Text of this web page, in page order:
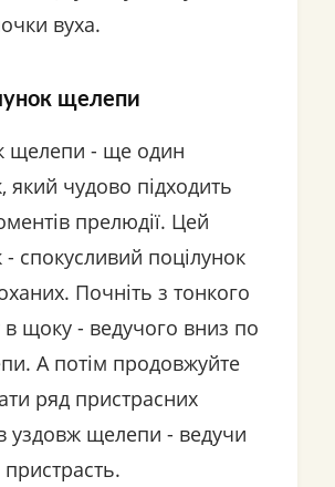
вуха.
щелепи
щелепи - ще один
який чудово підходить
прелюдії. Цей
- спокусливий поцілунок
Почніть з тонкого
в щоку - ведучого вниз по
А потім продовжуйте
ряд пристрасних
уздовж щелепи - ведучи